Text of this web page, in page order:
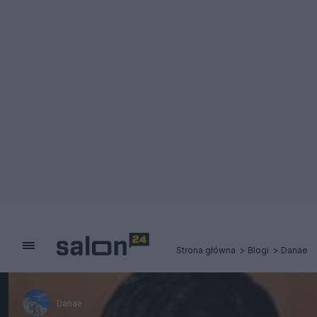
Strona główna Blogi Danae
Danae